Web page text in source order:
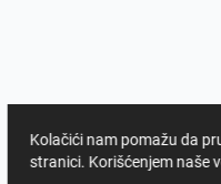
Kolačići nam pomažu da
stranici. Korišćenjem naše